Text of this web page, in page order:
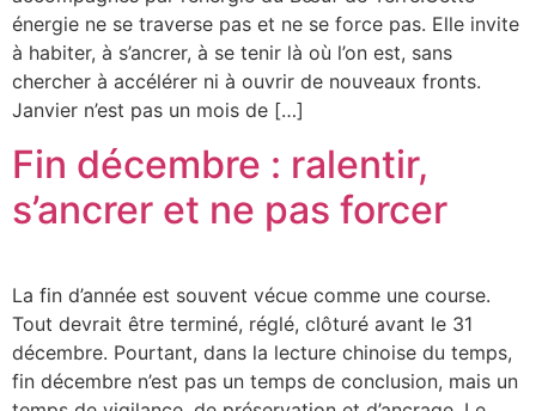
énergie ne se traverse pas et ne se force pas. Elle invite
à habiter, à s’ancrer, à se tenir là où l’on est, sans
chercher à accélérer ni à ouvrir de nouveaux fronts.
Janvier n’est pas un mois de […]
Fin décembre : ralentir,
s’ancrer et ne pas forcer
La fin d’année est souvent vécue comme une course.
Tout devrait être terminé, réglé, clôturé avant le 31
décembre. Pourtant, dans la lecture chinoise du temps,
fin décembre n’est pas un temps de conclusion, mais un